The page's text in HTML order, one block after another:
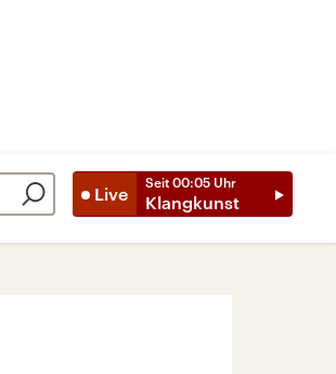
Live
Seit 00:05 Uhr
Klangkunst